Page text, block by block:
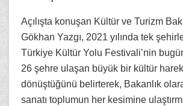
Açılışta konuşan Kültür ve Turizm
Gökhan Yazgı, 2021 yılında tek
Türkiye Kültür Yolu Festivali’nin
26 şehre ulaşan büyük bir kültür
dönüştüğünü belirterek, Bakanlık
sanatı toplumun her kesimine